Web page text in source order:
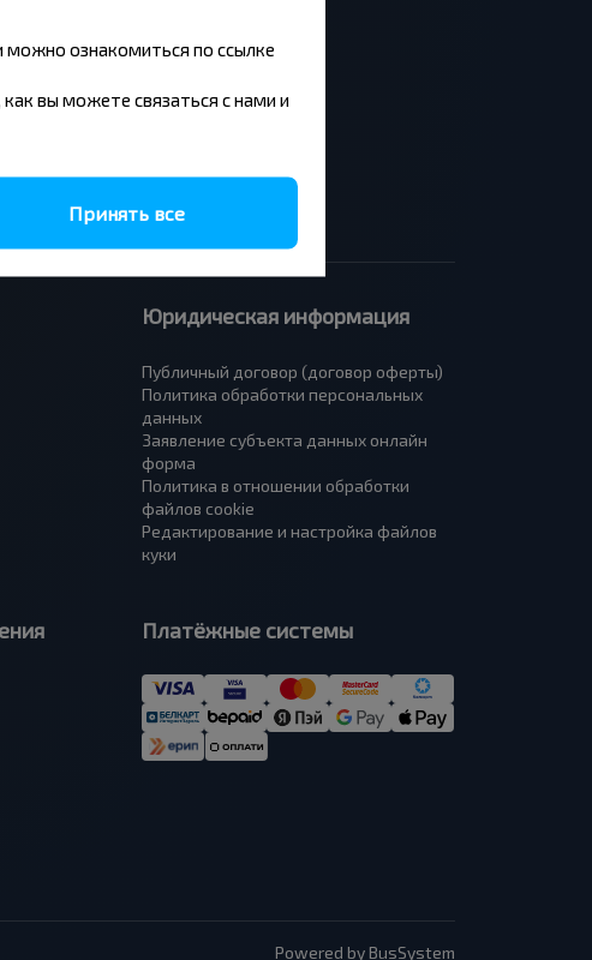
Москва - Барановичи
Брест - Люблин
Юридическая информация
Публичный договор (договор оферты)
Политика обработки персональных
данных
Заявление субъекта данных онлайн
форма
Политика в отношении обработки
файлов cookie
Редактирование и настройка файлов
куки
Платёжные системы
Powered by BusSystem
можно ознакомиться по ссылке
как вы можете связаться с нами и
Принять все